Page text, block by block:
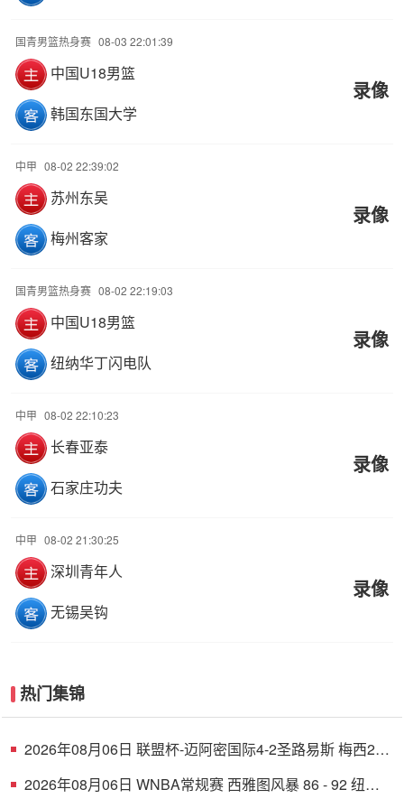
国青男篮热身赛 08-03 22:01:39
中国U18男篮
韩国东国大学
录像
中甲 08-02 22:39:02
苏州东吴
梅州客家
录像
国青男篮热身赛 08-02 22:19:03
中国U18男篮
纽纳华丁闪电队
录像
中甲 08-02 22:10:23
长春亚泰
石家庄功夫
录像
中甲 08-02 21:30:25
深圳青年人
无锡吴钩
录像
热门集锦
2026年08月06日 联盟杯-迈阿密国际4-2圣路易斯 梅西2射
2026年08月06日 WNBA常规赛 西雅图风暴 86 - 92 纽约